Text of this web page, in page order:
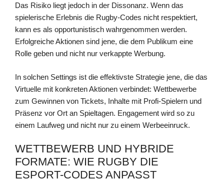
Das Risiko liegt jedoch in der Dissonanz. Wenn das
spielerische Erlebnis die Rugby-Codes nicht respektiert,
kann es als opportunistisch wahrgenommen werden.
Erfolgreiche Aktionen sind jene, die dem Publikum eine
Rolle geben und nicht nur verkappte Werbung.
In solchen Settings ist die effektivste Strategie jene, die das
Virtuelle mit konkreten Aktionen verbindet: Wettbewerbe
zum Gewinnen von Tickets, Inhalte mit Profi-Spielern und
Präsenz vor Ort an Spieltagen. Engagement wird so zu
einem Laufweg und nicht nur zu einem Werbeeinruck.
WETTBEWERB UND HYBRIDE
FORMATE: WIE RUGBY DIE
ESPORT-CODES ANPASST